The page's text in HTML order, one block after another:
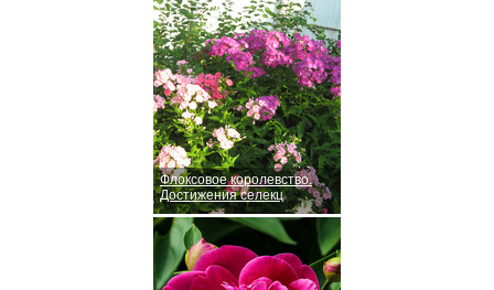
Флоксовое королевство.
Достижения селекц